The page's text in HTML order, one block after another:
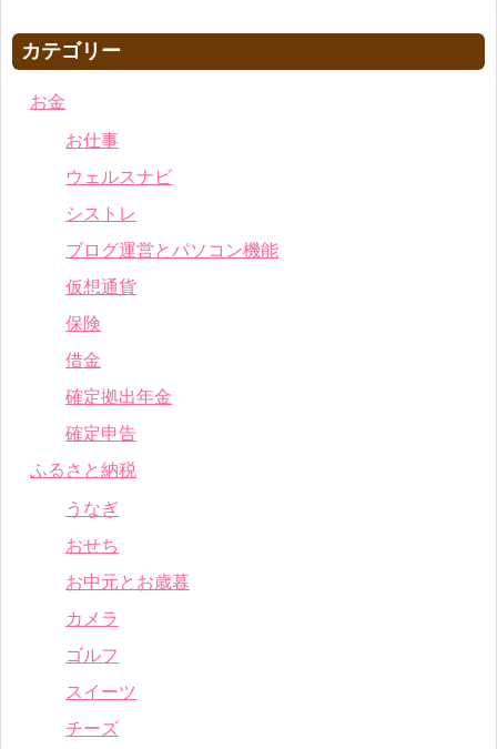
カテゴリー
お金
お仕事
ウェルスナビ
シストレ
ブログ運営とパソコン機能
仮想通貨
保険
借金
確定拠出年金
確定申告
ふるさと納税
うなぎ
おせち
お中元とお歳暮
カメラ
ゴルフ
スイーツ
チーズ